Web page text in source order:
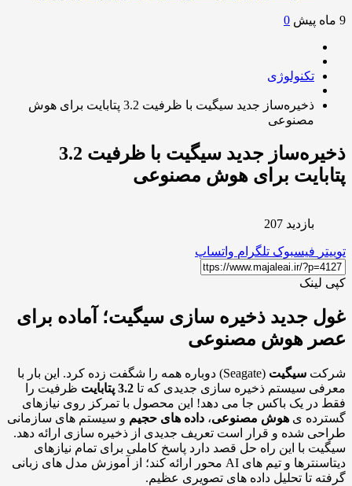
0
تکنولوژی
ذخیره‌ساز جدید سیگیت با ظرفیت 3.2 پتابایت برای هوش
مصنوعی
ذخیره‌ساز جدید سیگیت با ظرفیت 3.2
برای هوش مصنوعی
بازدید 207
فیسبوک تلگرام واتساپ
جدید ذخیره سازی سیگیت؛ آماده برای
هوش مصنوعی
سیگیت
(Seagate) دوباره همه را شگفت زده کرد. این بار با
سیستم ذخیره سازی جدیدی که تا3.2 پتابایت
ظرفیت را
در یک باکس جا می دهد! این محصول با تمرکز روی نیازهای
یهوش مصنوعی،داده های حجیمو سیستم های سازمانی
شده و قرار است تعریف جدیدی از ذخیره سازی ارائه دهد.
با این راه حل قصد دارد پاسخ کاملی برای تمام نیازهای
دیتاسنترها و تیم های AI محور ارائه کند؛ از آموزش مدل های زبانی
تا تحلیل داده های تصویری عظیم.